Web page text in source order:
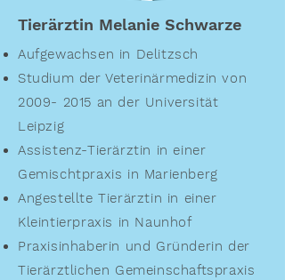
Tierärztin Melanie Schwarze
Aufgewachsen in Delitzsch
Studium der Veterinärmedizin von
2009- 2015 an der Universität
Leipzig
Assistenz-Tierärztin in einer
Gemischtpraxis in Marienberg
Angestellte Tierärztin in einer
Kleintierpraxis in Naunhof
Praxisinhaberin und Gründerin der
Tierärztlichen Gemeinschaftspraxis